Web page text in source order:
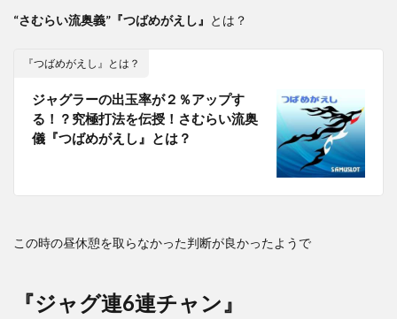
“さむらい流奥義” 『つばめがえし』 とは？
『つばめがえし』とは？
ジャグラーの出玉率が２％アップす
る！？究極打法を伝授！さむらい流奥
儀『つばめがえし』とは？
この時の昼休憩を取らなかった判断が良かったようで
『ジャグ連6連チャン』